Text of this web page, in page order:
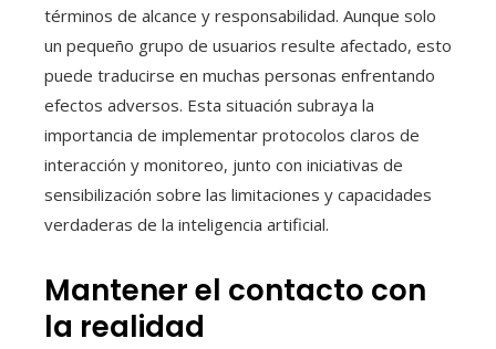
términos de alcance y responsabilidad. Aunque solo
un pequeño grupo de usuarios resulte afectado, esto
puede traducirse en muchas personas enfrentando
efectos adversos. Esta situación subraya la
importancia de implementar protocolos claros de
interacción y monitoreo, junto con iniciativas de
sensibilización sobre las limitaciones y capacidades
verdaderas de la inteligencia artificial.
Mantener el contacto con
la realidad